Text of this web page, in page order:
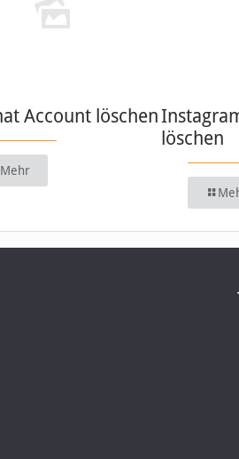
Account löschen
Mehr
löschen